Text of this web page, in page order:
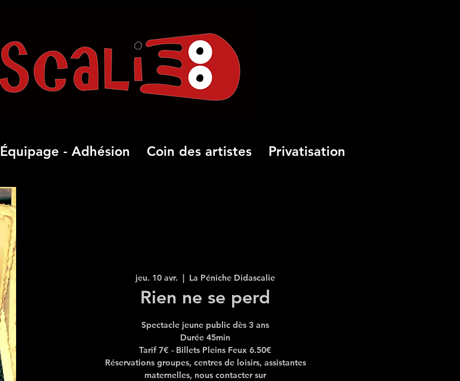
Équipage - Adhésion Coin des artistes Privatisation
jeu. 10 avr.
  |
La Péniche Didascalie
Rien ne se perd
Spectacle jeune public dès 3 ans
Durée 45min
Tarif 7€ - Billets Pleins Feux 6.50€
Réservations groupes, centres de loisirs, assistantes
maternelles, nous contacter sur